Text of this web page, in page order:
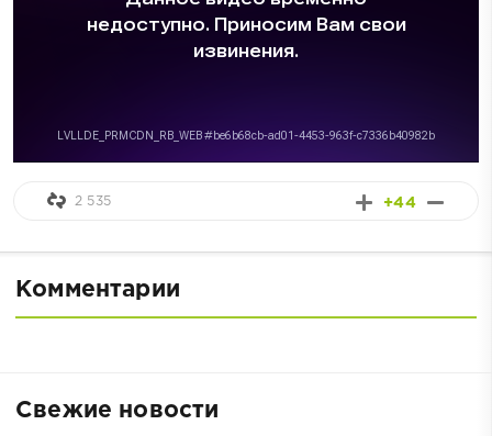
+44
2 535
Комментарии
Свежие новости